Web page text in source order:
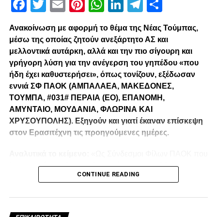
Facebook
Twitter
EmailPinterest
WhatsApp
LinkedIn
Telegram
Ανακοίνωση με αφορμή το θέμα της Νέας Τούμπας,
μέσω της οποίας ζητούν ανεξάρτητο ΑΣ και
μελλοντικά αυτάρκη, αλλά και την πιο σίγουρη και
γρήγορη λύση για την ανέγερση του γηπέδου «που
ήδη έχει καθυστερήσει», όπως τονίζουν, εξέδωσαν
εννιά ΣΦ ΠΑΟΚ (ΑΜΠΑΛΑΕΑ, ΜΑΚΕΔΟΝΕΣ,
ΤΟΥΜΠΑ, #031# ΠΕΡΑΙΑ (ΕΟ), ΕΠΑΝΟΜΗ,
ΑΜΥΝΤΑΙΟ, ΜΟΥΔΑΝΙΑ, ΦΛΩΡΙΝΑ ΚΑΙ
ΧΡΥΣΟΥΠΟΛΗΣ). Εξηγούν και γιατί έκαναν επίσκεψη
στον Ερασιτέχνη τις προηγούμενες ημέρες.
λειτουργούμε καθημερινά με γνώμωνα το καλό του
Δικεφάλου και μόνο, αισθανόμαστε την ανάγκη να
όψη των 100 ετών τα διοικητικά εσωπροβλήματα του
οργανισμού δεν φαίνεται να καταλαγιάζουν (κάθε άλλο
CONTINUE READING